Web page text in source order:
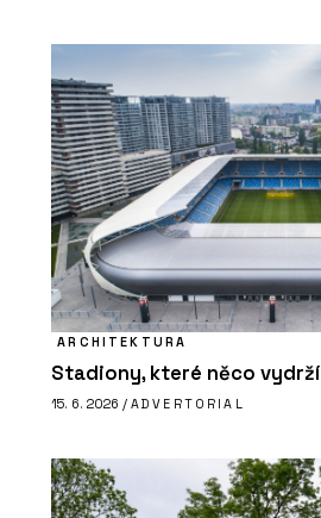
ARCHITEKTURA
Stadiony, které něco vydrží
15. 6. 2026 / ADVERTORIAL